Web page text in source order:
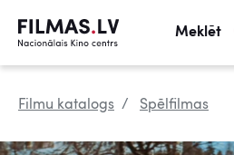
Meklēt
Filmu katalogs Spēlfilmas